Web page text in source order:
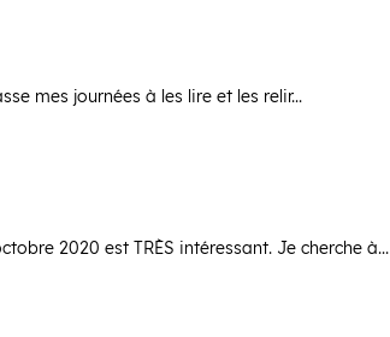
mes journées à les lire et les relir...
2020 est TRÈS intéressant. Je cherche à...